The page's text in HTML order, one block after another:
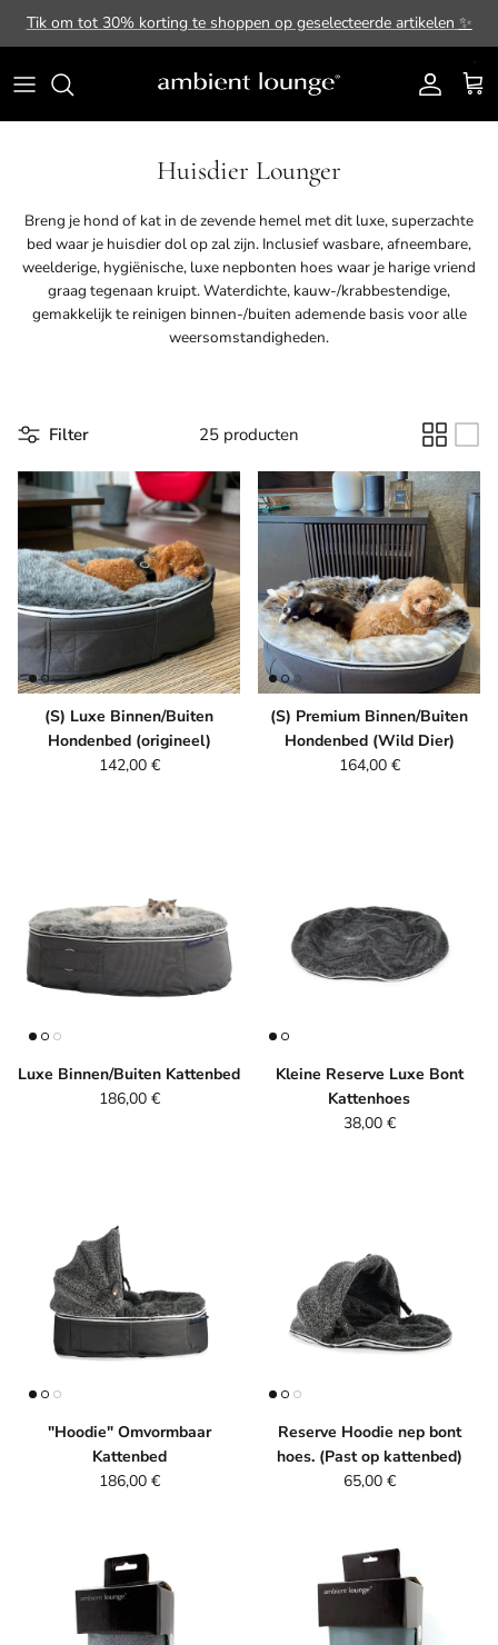
Ga naar inhoud
Tik om tot 30% korting te shoppen op geselecteerde artikelen ✨
Account
Huisdier Lounger
Breng je hond of kat in de zevende hemel met dit luxe, superzachte
bed waar je huisdier dol op zal zijn. Inclusief wasbare, afneembare,
weelderige, hygiënische, luxe nepbonten hoes waar je harige vriend
graag tegenaan kruipt. Waterdichte, kauw-/krabbestendige,
gemakkelijk te reinigen binnen-/buiten ademende basis voor alle
weersomstandigheden.
Filter 25 producten
(S) Luxe Binnen/Buiten
Hondenbed (origineel)
Reguliere prijs
142,00 €
(S) Premium Binnen/Buiten
Hondenbed (Wild Dier)
Reguliere prijs
164,00 €
Luxe Binnen/Buiten Kattenbed
Reguliere prijs
186,00 €
Kleine Reserve Luxe Bont
Kattenhoes
Reguliere prijs
38,00 €
"Hoodie" Omvormbaar
Kattenbed
Reguliere prijs
186,00 €
Reserve Hoodie nep bont
hoes. (Past op kattenbed)
Reguliere prijs
65,00 €